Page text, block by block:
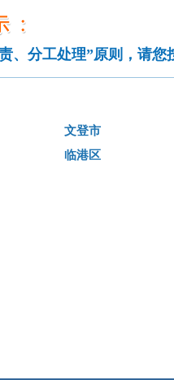
、分工处理”原则，请您
文登市
临港区